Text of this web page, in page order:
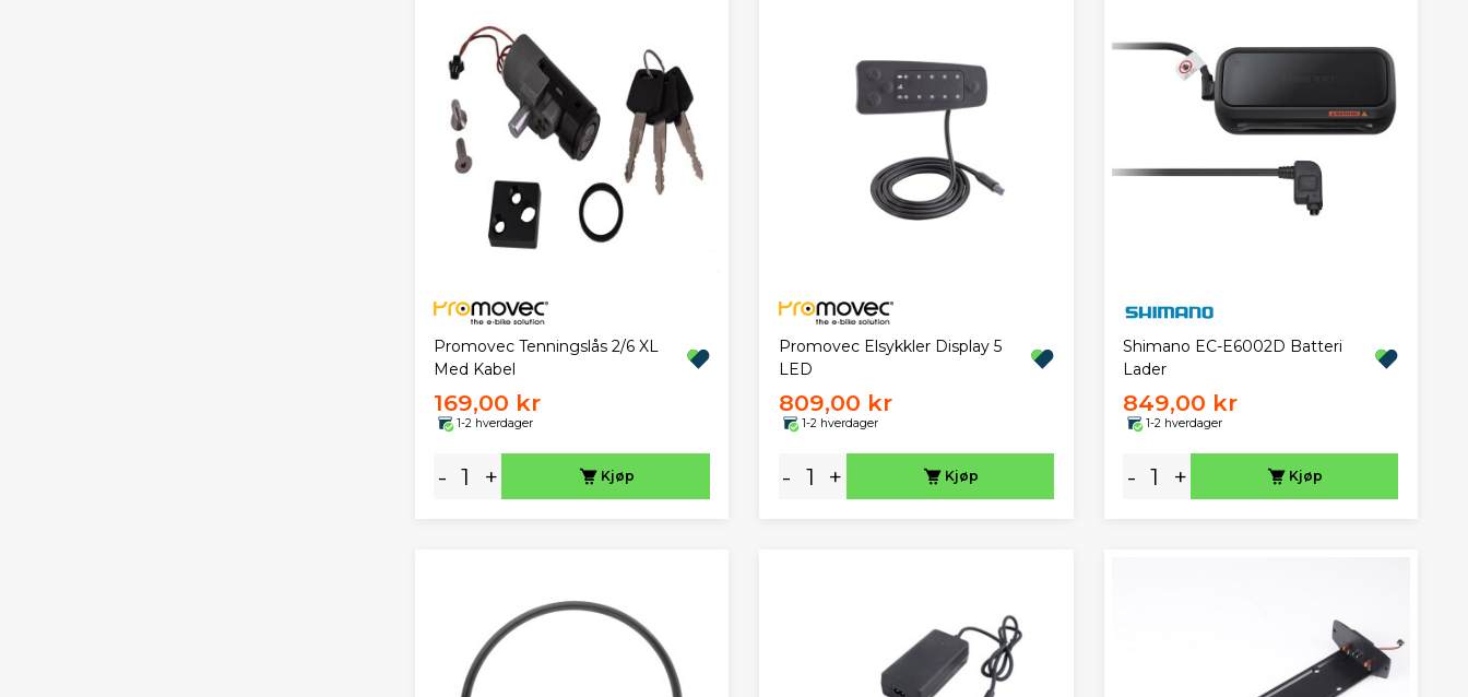
Promovec Tenningslås 2/6 XL
Med Kabel
169,00 kr
1-2 hverdager
- + Kjøp
Promovec Elsykkler Display 5
LED
809,00 kr
1-2 hverdager
- + Kjøp
Shimano EC-E6002D Batteri
Lader
849,00 kr
1-2 hverdager
- + Kjøp